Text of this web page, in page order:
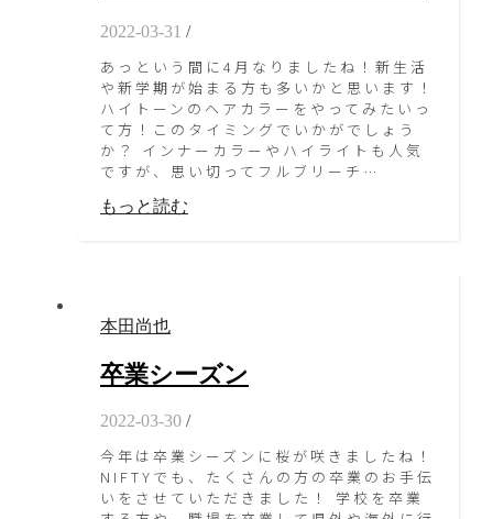
2022-03-31 /
あっという間に4月なりましたね！新生活
や新学期が始まる方も多いかと思います！
ハイトーンのヘアカラーをやってみたいっ
て方！このタイミングでいかがでしょう
か？ インナーカラーやハイライトも人気
ですが、思い切ってフルブリーチ…
もっと読む
本田尚也
卒業シーズン
2022-03-30 /
今年は卒業シーズンに桜が咲きましたね！
NIFTYでも、たくさんの方の卒業のお手伝
いをさせていただきました！ 学校を卒業